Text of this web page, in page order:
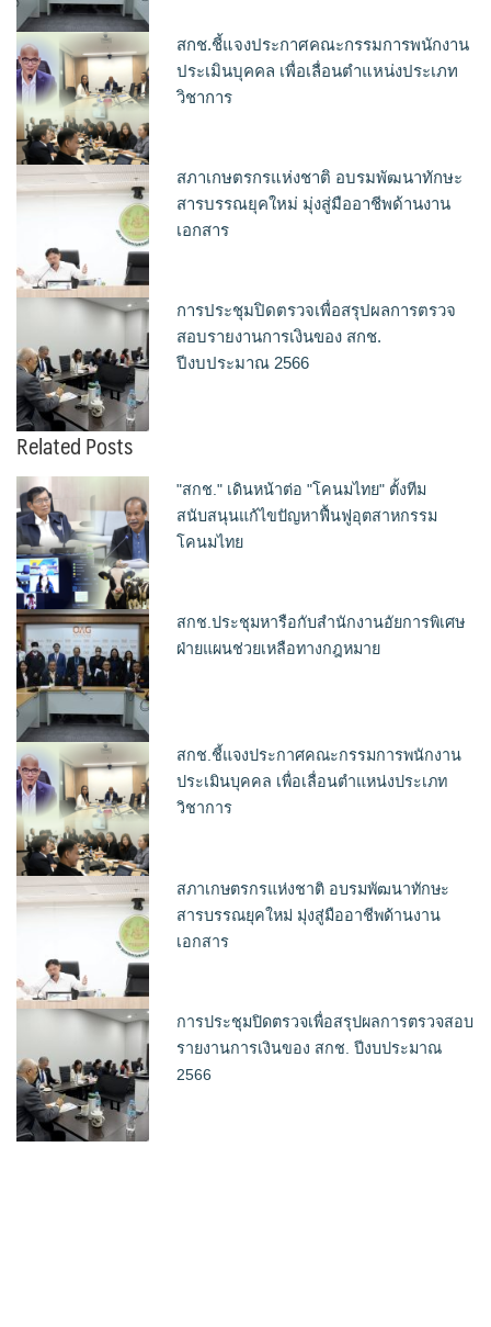
สกช.ชี้แจงประกาศคณะกรรมการพนักงาน
ประเมินบุคคล เพื่อเลื่อนตำแหน่งประเภท
วิชาการ
สภาเกษตรกรแห่งชาติ อบรมพัฒนาทักษะ
สารบรรณยุคใหม่ มุ่งสู่มืออาชีพด้านงาน
เอกสาร
การประชุมปิดตรวจเพื่อสรุปผลการตรวจ
สอบรายงานการเงินของ สกช.
ปีงบประมาณ 2566
Related Posts
"สกช." เดินหน้าต่อ "โคนมไทย" ตั้งทีม
สนับสนุนแก้ไขปัญหาฟื้นฟูอุตสาหกรรม
โคนมไทย
สกช.ประชุมหารือกับสำนักงานอัยการพิเศษ
ฝ่ายแผนช่วยเหลือทางกฎหมาย
สกช.ชี้แจงประกาศคณะกรรมการพนักงาน
ประเมินบุคคล เพื่อเลื่อนตำแหน่งประเภท
วิชาการ
สภาเกษตรกรแห่งชาติ อบรมพัฒนาทักษะ
สารบรรณยุคใหม่ มุ่งสู่มืออาชีพด้านงาน
เอกสาร
การประชุมปิดตรวจเพื่อสรุปผลการตรวจสอบ
รายงานการเงินของ สกช. ปีงบประมาณ
2566